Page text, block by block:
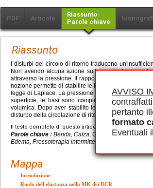
AVVISO
pertanto
formato
Eventuali
PDF Articolo
Riassunto
Parole chiave
Riassunto
I disturbi del circolo di ritorno traducono
Non avendo alcuna azione sulla causa, la
attraverso la pressione. Il rapporto tra volume e
nozione permette di stabilire le basi di un
legge di Laplace. La pressione vi svolge un ruolo
superficie, le basi sono completate da una
volumica. Dopo aver stabilito le regole generali,
disturbo della circolazione di ritorno derivi da un
Il testo completo di questo articolo è disponibile in
Parole chiave : Benda, Calza, Compressione,
Edema, Pressoterapia intermittente
Mappa
Introduzione
Ruolo dell'elastanza nella MK dei DCR